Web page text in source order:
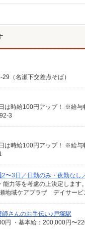
（名瀬下交差点そば）
は時給100円アップ！ ※給与
3
は時給100円アップ！ ※給与
〜3日／日勤のみ・夜勤なし
力等を考慮の上決定します
地域ケアプラザ デイサービ
さんのお手伝い♪戸塚駅